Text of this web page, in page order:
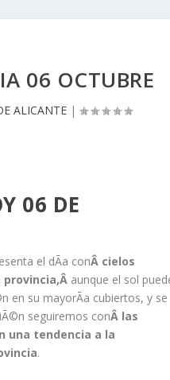
06 OCTUBRE
ALICANTE|
06 DE
el dÃ­a conÂ cielos
provincia,Â aunque el sol
en su mayorÃ­a cubiertos, y se
seguiremos conÂ las
una tendencia a la
.